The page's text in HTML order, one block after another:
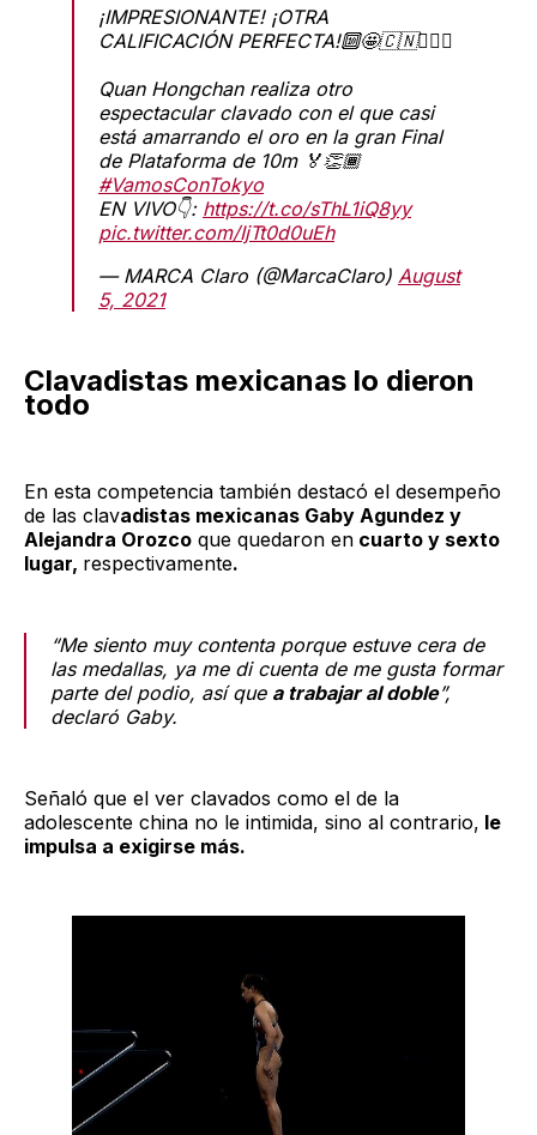
¡IMPRESIONANTE! ¡OTRA
CALIFICACIÓN PERFECTA!🔟🤩🇨🇳🙆🏾‍♀️
Quan Hongchan realiza otro
espectacular clavado con el que casi
está amarrando el oro en la gran Final
de Plataforma de 10m 🏅👏🏾
#VamosConTokyo
EN VIVO👇: https://t.co/sThL1iQ8yy
pic.twitter.com/IjTt0d0uEh
— MARCA Claro (@MarcaClaro) August
5, 2021
Clavadistas mexicanas lo dieron
todo
En esta competencia también destacó el desempeño
de las clavadistas mexicanas Gaby Agundez y
Alejandra Orozco que quedaron en cuarto y sexto
lugar, respectivamente.
“Me siento muy contenta porque estuve cera de
las medallas, ya me di cuenta de me gusta formar
parte del podio, así que a trabajar al doble”,
declaró Gaby.
Señaló que el ver clavados como el de la
adolescente china no le intimida, sino al contrario, le
impulsa a exigirse más.